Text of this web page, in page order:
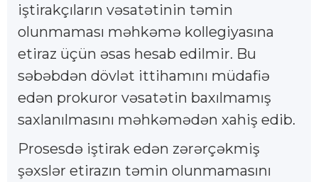
iştirakçıların vəsatətinin təmin
olunmaması məhkəmə kollegiyasına
etiraz üçün əsas hesab edilmir. Bu
səbəbdən dövlət ittihamını müdafiə
edən prokuror vəsatətin baxılmamış
saxlanılmasını məhkəmədən xahiş edib.
Prosesdə iştirak edən zərərçəkmiş
şəxslər etirazın təmin olunmamasını